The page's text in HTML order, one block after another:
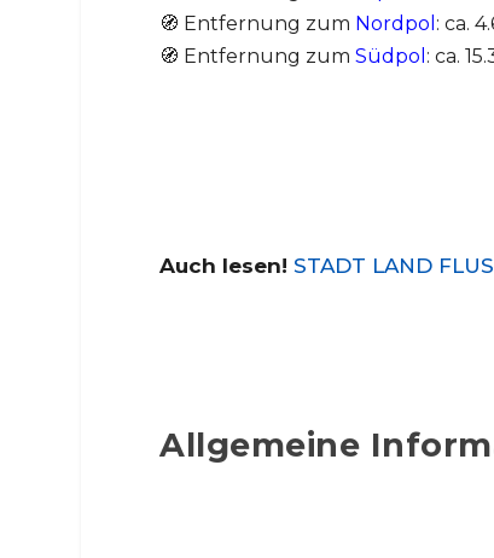
🧭 Entfernung zum Nordpol : ca.
🧭 Entfernung zum Südpol : ca.
Auch lesen! STADT LAND
Allgemeine